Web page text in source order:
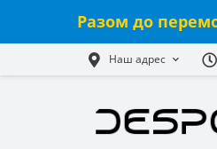
Разом до
Наш адрес